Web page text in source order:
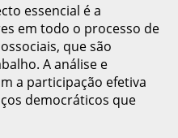
essencial é a
em todo o processo de
que são
A análise e
a participação efetiva
democráticos que